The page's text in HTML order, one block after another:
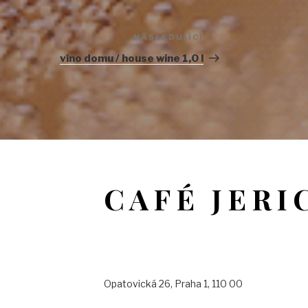
příspěvek
NÁSLEDUJÍCÍ
víno domu / house wine 1,0 l
CAFÉ
Opatovická 26, Praha 1, 110 00